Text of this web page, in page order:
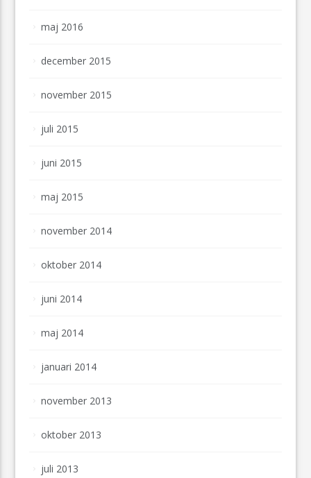
maj 2016
december 2015
november 2015
juli 2015
juni 2015
maj 2015
november 2014
oktober 2014
juni 2014
maj 2014
januari 2014
november 2013
oktober 2013
juli 2013